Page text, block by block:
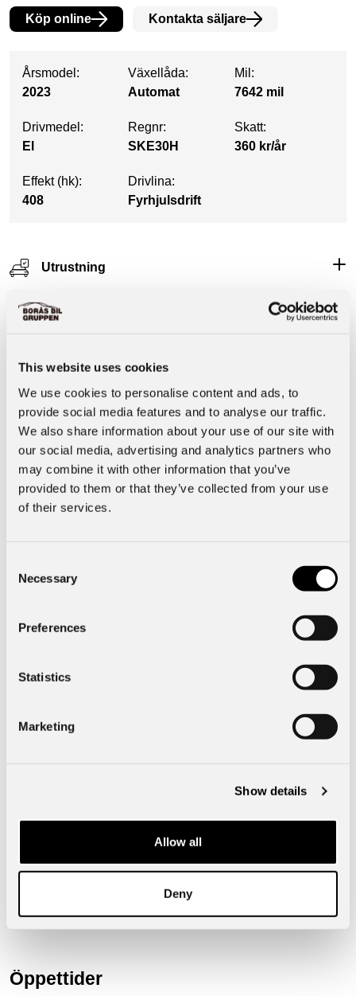
This website uses cookies
We use cookies to personalise content and ads, to
provide social media features and to analyse our traffic.
We also share information about your use of our site with
our social media, advertising and analytics partners who
may combine it with other information that you’ve
provided to them or that they’ve collected from your use
of their services.
Selection
Necessary
Preferences
Statistics
Marketing
Show details
Allow all
Deny
Köp online Kontakta säljare
Årsmodel:
2023
Växellåda:
Automat
Mil:
7642 mil
Drivmedel:
El
Regnr:
SKE30H
Skatt:
360 kr/år
Effekt (hk):
408
Drivlina:
Fyrhjulsdrift
Utrustning
Säkerhet
Motor & Prestanda
Interiör
Basuppgifter
Funktioner
Specifik fordonsdata
Exteriör
Dimensioner & Vikt
Bogesunds Bil Ulricehamn
Falköpingsvägen 10
info@borasbil.se
Öppettider